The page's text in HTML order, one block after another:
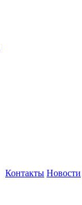
Контакты Новости